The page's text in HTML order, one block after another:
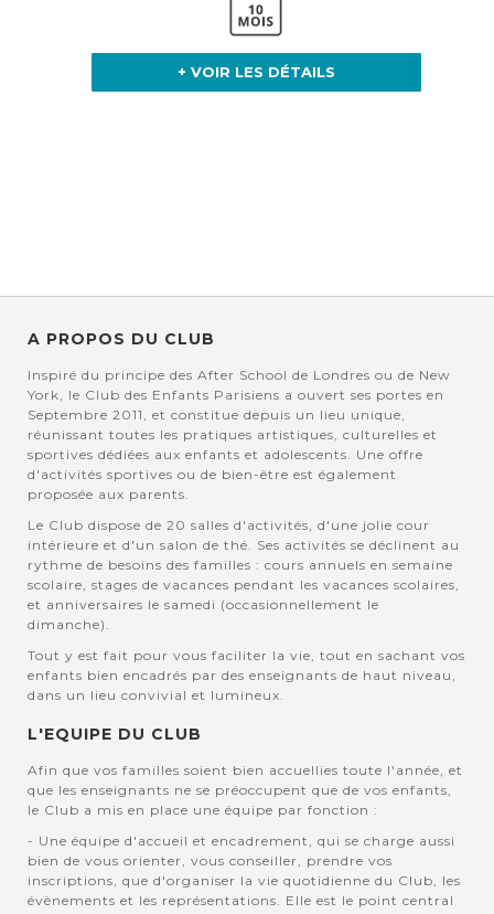
+ VOIR LES DÉTAILS
A PROPOS DU CLUB
Inspiré du principe des After School de Londres ou de New
York, le Club des Enfants Parisiens a ouvert ses portes en
Septembre 2011, et constitue depuis un lieu unique,
réunissant toutes les pratiques artistiques, culturelles et
sportives dédiées aux enfants et adolescents. Une offre
d'activités sportives ou de bien-être est également
proposée aux parents.
Le Club dispose de 20 salles d'activités, d'une jolie cour
intérieure et d'un salon de thé. Ses activités se déclinent au
rythme de besoins des familles : cours annuels en semaine
scolaire, stages de vacances pendant les vacances scolaires,
et anniversaires le samedi (occasionnellement le
dimanche).
Tout y est fait pour vous faciliter la vie, tout en sachant vos
enfants bien encadrés par des enseignants de haut niveau,
dans un lieu convivial et lumineux.
L'EQUIPE DU CLUB
Afin que vos familles soient bien accuellies toute l'année, et
que les enseignants ne se préoccupent que de vos enfants,
le Club a mis en place une équipe par fonction :
- Une équipe d'accueil et encadrement, qui se charge aussi
bien de vous orienter, vous conseiller, prendre vos
inscriptions, que d'organiser la vie quotidienne du Club, les
évènements et les représentations. Elle est le point central